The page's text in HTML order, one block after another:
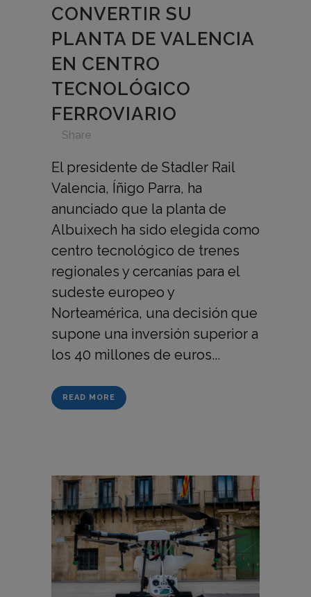
CONVERTIR SU
PLANTA DE VALENCIA
EN CENTRO
TECNOLÓGICO
FERROVIARIO
Share
El presidente de Stadler Rail
Valencia, Íñigo Parra, ha
anunciado que la planta de
Albuixech ha sido elegida como
centro tecnológico de trenes
regionales y cercanías para el
sudeste europeo y
Norteamérica, una decisión que
supone una inversión superior a
los 40 millones de euros...
READ MORE